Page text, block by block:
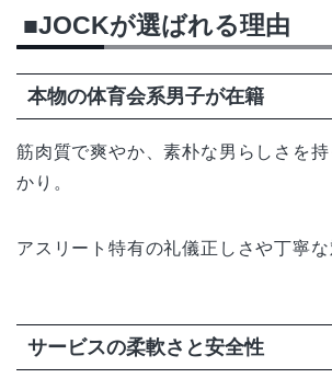
■JOCKが選ばれる理由
本物の体育会系男子が在籍
筋肉質で爽やか、素朴な男らしさを
かり。
アスリート特有の礼儀正しさや丁寧な
サービスの柔軟さと安全性